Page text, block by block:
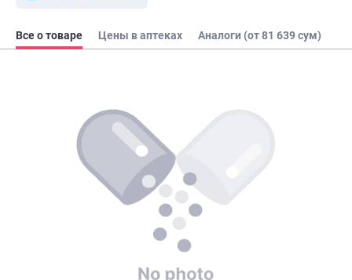
Все о товаре Цены в аптеках Аналоги (от 81 639 сум)